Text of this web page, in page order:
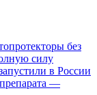
без
силу
в России
—